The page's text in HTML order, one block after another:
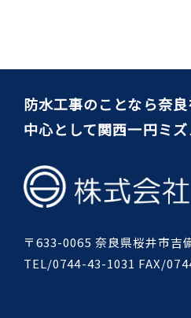
防水工事のことなら奈良
中心として関西一円ミズ
〒633-0065 奈良県桜井市吉
TEL/0744-43-1031 FAX/